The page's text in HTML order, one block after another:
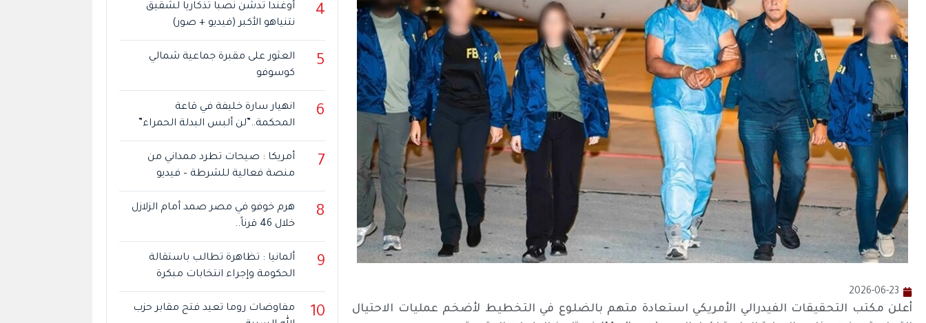
2026-06-23
أعلن مكتب التحقيقات الفيدرالي الأمريكي استعادة متهم بالضلوع في التخطيط لأضخم عمليات الاحتيال
4
أوغندا تدشن نصبا تذكاريا لشقيق
نتنياهو الأكبر (فيديو + صور)
5
العثور على مقبرة جماعية شمالي
كوسوفو
6
انهيار سارة خليفة في قاعة
المحكمة..”لن ألبس البدلة الحمراء”
7
أمريكا : صيحات تطرد ممداني من
منصة فعالية للشرطة – فيديو
8
هرم خوفو في مصر صمد أمام الزلازل
خلال 46 قرناً..
9
ألمانيا : تظاهرة تطالب باستقالة
الحكومة وإجراء انتخابات مبكرة
10
مفاوضات روما تعيد فتح مقابر حزب